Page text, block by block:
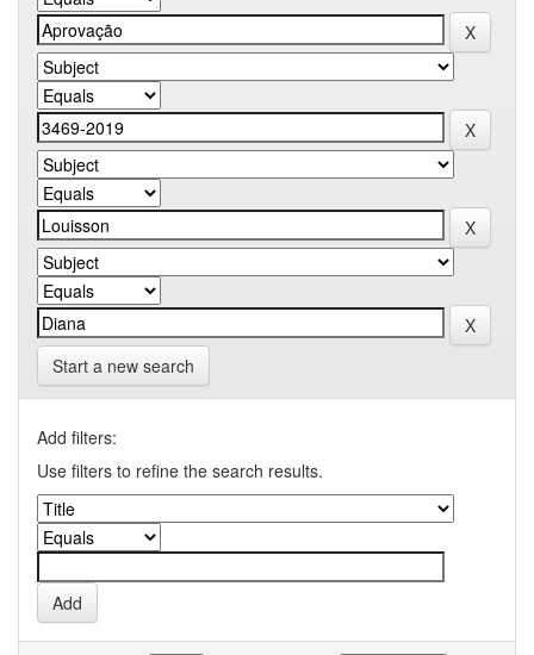
Start a new search
Add filters:
Use filters to refine the search results.